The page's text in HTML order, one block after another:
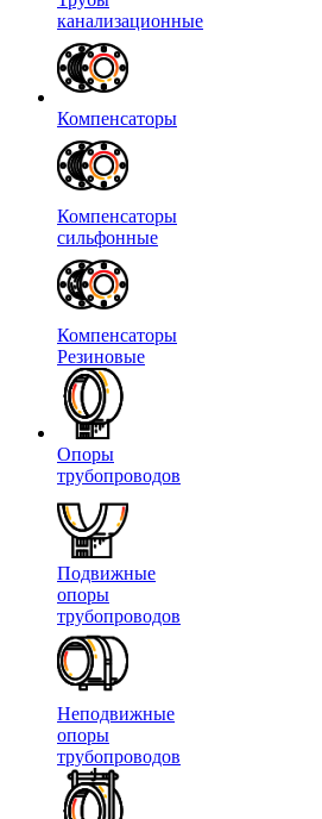
канализационные
Компенсаторы
Компенсаторы
сильфонные
Компенсаторы
Резиновые
Опоры
трубопроводов
Подвижные
опоры
трубопроводов
Неподвижные
опоры
трубопроводов